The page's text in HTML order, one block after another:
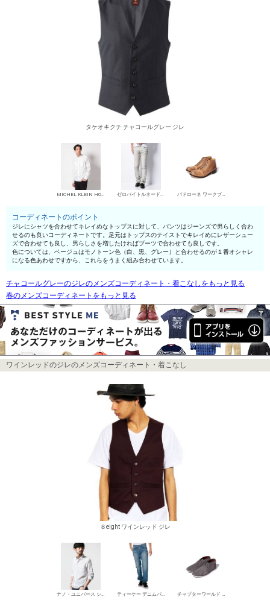
タケオキクチ チャコールグレー ジレ
MICHEL KLEIN HOMME シャツ ゼロバイトルネードマート デニムパンツ・ジーンズ パドローネ ワークブーツ
コーディネートのポイント
ジレにシャツを合わせてキレイめなトップスに対して、パンツはジーンズで男らしく合わ
せるのも良いコーディネートです。足元はトップスのテイストでキレイめにレザーシュー
ズで合わせても良し、男らしさを増したければブーツで合わせても良しです。
色については、ベージュはモノトーン色（白、黒、グレー）と合わせるのが１番オシャレ
になる色あわせですから、これらをうまく組み合わせています。
チャコールグレーのジレのメンズコーディネート・着こなしをもっと見る
春のメンズコーディネートをもっと見る
ワインレッドのジレのメンズコーディネート・着こなし
８eight ワインレッド ジレ
ナノ・ユニバース シャツ ティーケー デニムパンツ・ジーンズ チャプターワールド デザートブーツ